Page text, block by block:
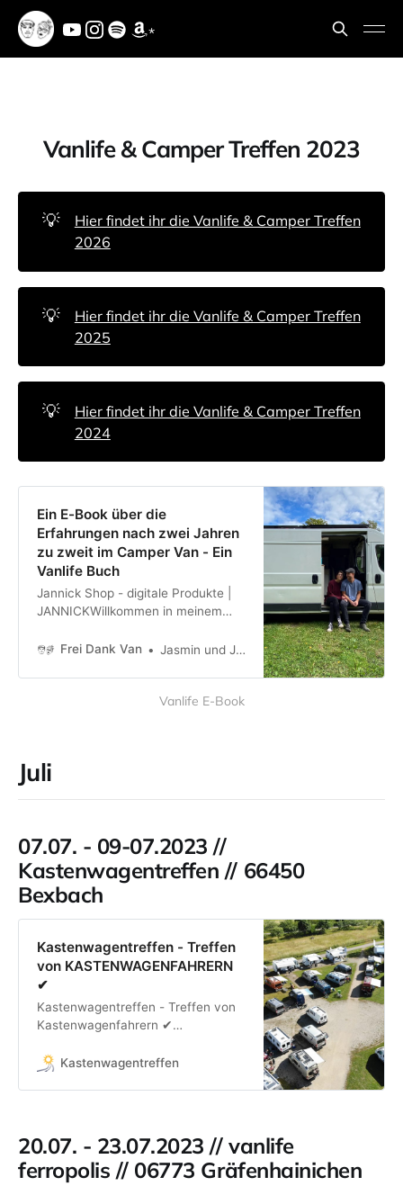
*
Vanlife & Camper Treffen 2023
💡
Hier findet ihr die Vanlife & Camper Treffen
2026
💡
Hier findet ihr die Vanlife & Camper Treffen
2025
💡
Hier findet ihr die Vanlife & Camper Treffen
2024
Ein E-Book über die
Erfahrungen nach zwei Jahren
zu zweit im Camper Van - Ein
Vanlife Buch
Jannick Shop - digitale Produkte |
JANNICKWillkommen in meinem
Produkte, unter anderem das E-
auch das Hörbuch. Viel Spaß beim
Stöbern und Danke an alle, die sich
Frei Dank Van Jasmin und Jannick
Vanlife E-Book
Juli
07.07. - 09-07.2023 //
Kastenwagentreffen // 66450
Bexbach
Kastenwagentreffen - Treffen
von KASTENWAGENFAHRERN
✔
Kastenwagentreffen - Treffen von
Kastenwagenfahrern ✔
Marken u. Herstellern. Jetzt
Kastenwagentreffen
20.07. - 23.07.2023 // vanlife
ferropolis // 06773 Gräfenhainichen